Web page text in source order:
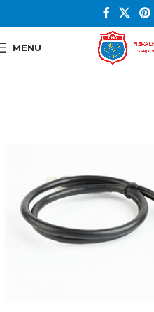
MENU